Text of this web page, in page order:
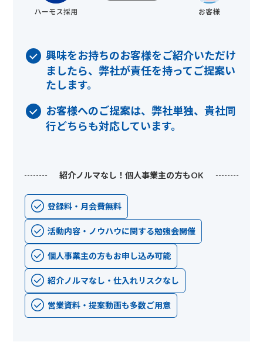
興味をお持ちのお客様をご紹介いただけ
ましたら、弊社が責任を持ってご提案い
たします。
お客様へのご提案は、弊社単独、貴社同
行どちらも対応しています。
紹介ノルマなし！個人事業主の方もOK
登録料・月会費無料
活動内容・ノウハウに関する勉強会開催
個人事業主の方もお申し込み可能
紹介ノルマなし・仕入れリスクなし
営業資料・提案動画も多数ご用意